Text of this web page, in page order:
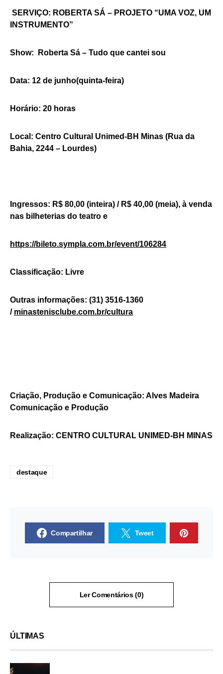
SERVIÇO: ROBERTA SÁ – PROJETO “UMA VOZ, UM
INSTRUMENTO”
Show: Roberta Sá – Tudo que cantei sou
Data: 12 de junho(quinta-feira)
Horário: 20 horas
Local: Centro Cultural Unimed-BH Minas (Rua da
Bahia, 2244 – Lourdes)
Ingressos: R$ 80,00 (inteira) / R$ 40,00 (meia), à venda
nas bilheterias do teatro e
https://bileto.sympla.com.br/event/106284
Classificação: Livre
Outras informações: (31) 3516-1360
/ minastenisclube.com.br/cultura
Criação, Produção e Comunicação: Alves Madeira
Comunicação e Produção
Realização: CENTRO CULTURAL UNIMED-BH MINAS
destaque
Compartilhar Tweet
Ler Comentários (0)
ÚLTIMAS